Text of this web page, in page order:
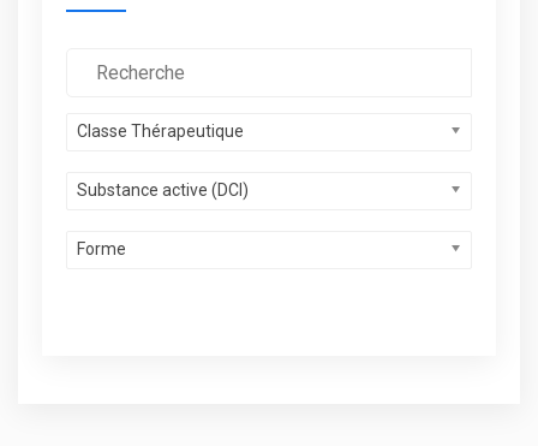
Classe Thérapeutique
Substance active (DCI)
Forme